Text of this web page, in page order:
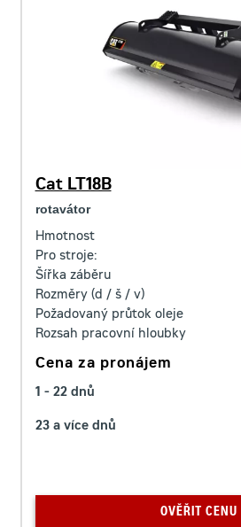
Cat LT18B
rotavátor
Hmotnost
Pro stroje:
Šířka záběru
Rozměry (d / š / v)
Požadovaný průtok oleje
Rozsah pracovní hloubky
Cena za pronájem
1 - 22 dnů
23 a více dnů
OVĚŘIT CENU